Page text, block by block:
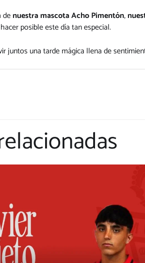
denuestra mascota Acho Pimentón,
posible este día tan especial.
juntos una tarde mágica llena de